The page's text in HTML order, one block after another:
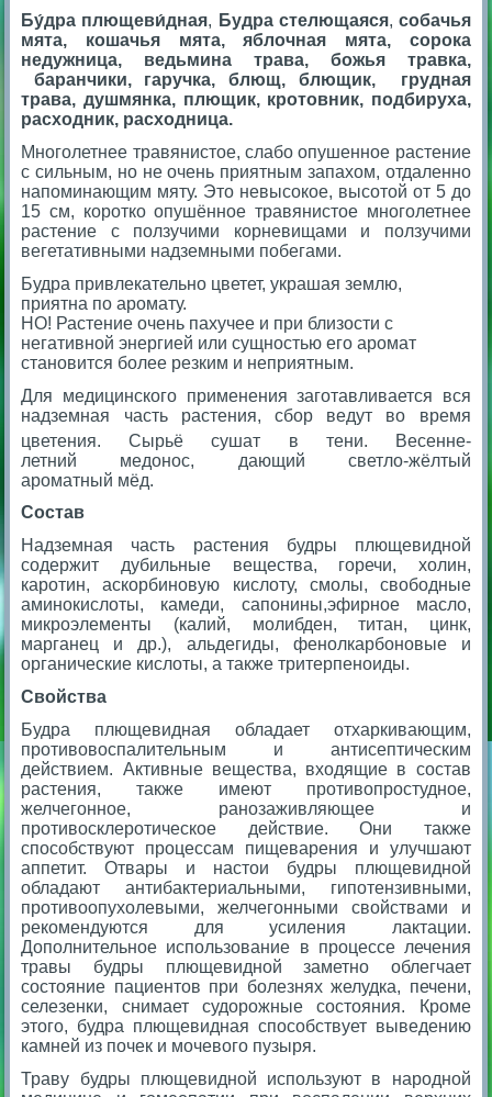
Бу́дра плющеви́дная, Будра стелющаяся, собачья
мята, кошачья мята, яблочная мята, сорока
недужница, ведьмина трава, божья травка,
баранчики, гаручка, блющ, блющик, грудная
трава, душмянка, плющик, кротовник, подбируха,
расходник, расходница.
Многолетнее травянистое, слабо опушенное растение
с сильным, но не очень приятным запахом, отдаленно
напоминающим мяту. Это невысокое, высотой от 5 до
15 см, коротко опушённое травянистое мно­голетнее
растение с ползучими корневищами и ползучими
вегетативными надземными побегами.
Будра привлекательно цветет, украшая землю,
приятна по аромату.
НО! Растение очень пахучее и при близости с
негативной энергией или сущностью его аромат
становится более резким и неприятным.
Для медицинского применения заготавливается вся
надземная часть растения, сбор ведут во время
цветения.Сырьё сушат в тени. Весенне-
летний медонос, дающий светло-жёлтый
ароматный мёд.
Состав
Надземная часть растения будры плющевидной
содержит дубильные вещества, горечи, холин,
каротин, аскорбиновую кислоту, смолы, свободные
аминокислоты, камеди, сапонины,эфирное масло,
микроэлементы (калий, молибден, титан, цинк,
марганец и др.), альдегиды, фенолкарбоновые и
органиче­ские кислоты, а также тритерпеноиды.
Свойства
Будра плющевидная обладает отхаркивающим,
противовоспалительным и антисептическим
действием. Активные вещества, входящие в состав
растения, также имеют противопростудное,
желчегонное, ранозаживляющее и
противосклеротическое действие. Они также
способствуют процессам пищеварения и улучшают
аппетит. Отвары и настои будры плющевидной
обладают антибактериальными, гипотензивными,
противоопухолевыми, желчегонными свойствами и
рекомендуются для усиления лактации.
Дополнительное использование в процессе лечения
травы будры плющевидной заметно облегчает
состояние пациентов при болезнях желудка, печени,
селезенки, снимает судорожные состояния. Кроме
этого, будра плющевидная способствует выведению
камней из почек и мочевого пузыря.
Траву будры плющевидной используют в народной